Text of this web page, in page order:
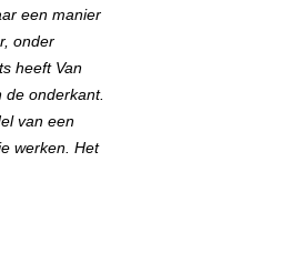
een manier
onder
heeft Van
de onderkant.
van een
werken. Het